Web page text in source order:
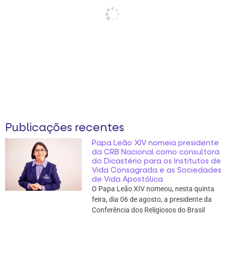
Publicações recentes
Papa Leão XIV nomeia presidente
da CRB Nacional como consultora
do Dicastério para os Institutos de
Vida Consagrada e as Sociedades
de Vida Apostólica
O Papa Leão XIV nomeou, nesta quinta
feira, dia 06 de agosto, a presidente da
Conferência dos Religiosos do Brasil